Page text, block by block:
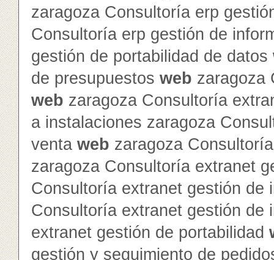
zaragoza Consultoría erp
Consultoría erp gestión de
gestión de portabilidad de datos
de presupuestos web zaragoza
web zaragoza Consultoría
a instalaciones zaragoza
venta web zaragoza
zaragoza Consultoría extranet
Consultoría extranet gestión de
Consultoría extranet gestión de
extranet gestión de portabilidad
gestión y seguimiento de